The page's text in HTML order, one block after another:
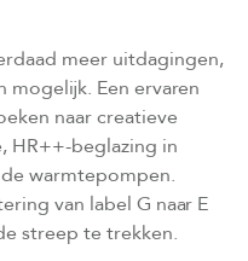
meer uitdagingen,
mogelijk. Een ervaren
naar creatieve
HR++-beglazing in
warmtepompen.
van label G naar E
streep te trekken.